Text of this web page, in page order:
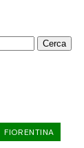
Cerca
FIORENTINA